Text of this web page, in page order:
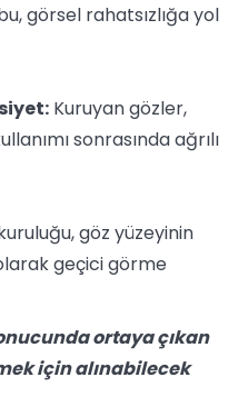
görsel rahatsızlığa yol
Kuruyan gözler,
sonrasında ağrılı
göz yüzeyinin
geçici görme
ortaya çıkan
için alınabilecek